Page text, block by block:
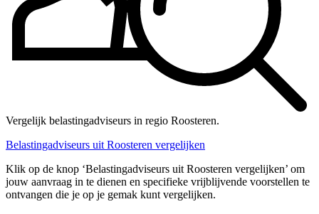
Vergelijk belastingadviseurs in regio Roosteren.
Belastingadviseurs uit Roosteren vergelijken
Klik op de knop ‘Belastingadviseurs uit Roosteren vergelijken’ om
jouw aanvraag in te dienen en specifieke vrijblijvende voorstellen te
ontvangen die je op je gemak kunt vergelijken.